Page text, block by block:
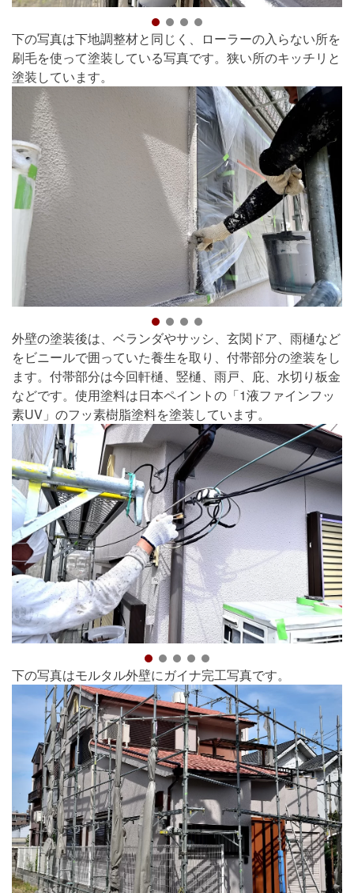
下の写真は下地調整材と同じく、ローラーの入らない所を
刷毛を使って塗装している写真です。狭い所のキッチリと
塗装しています。
外壁の塗装後は、ベランダやサッシ、玄関ドア、雨樋など
をビニールで囲っていた養生を取り、付帯部分の塗装をし
ます。付帯部分は今回軒樋、竪樋、雨戸、庇、水切り板金
などです。使用塗料は日本ペイントの「1液ファインフッ
素UV」のフッ素樹脂塗料を塗装しています。
下の写真はモルタル外壁にガイナ完工写真です。